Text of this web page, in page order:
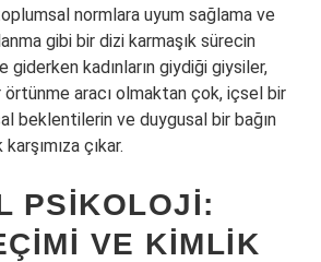
normlara uyum sağlama ve
gibi bir dizi karmaşık sürecin
giderken kadınların giydiği giysiler,
aracı olmaktan çok, içsel bir
beklentilerin ve duygusal bir bağın
çıkar.
PSIKOLOJI:
VE KIMLIK